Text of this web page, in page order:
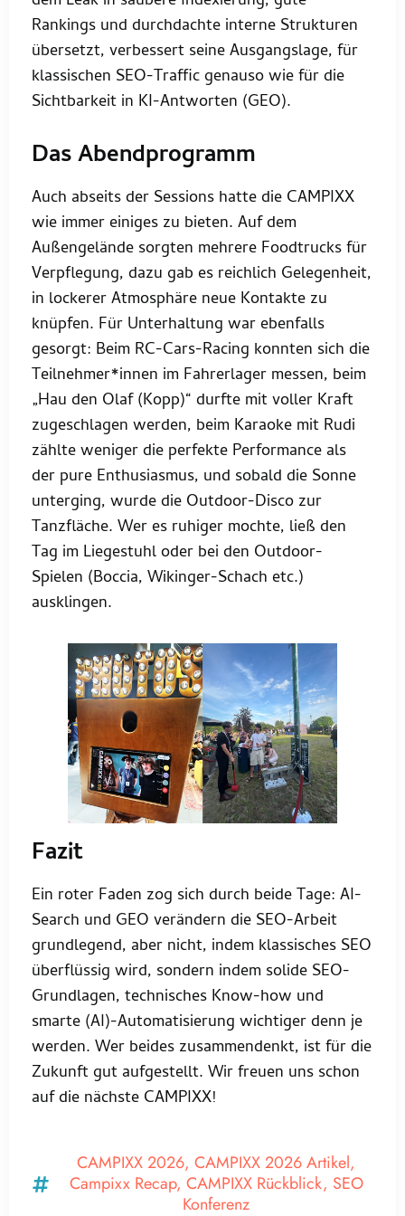
Rankings und durchdachte interne Strukturen
übersetzt, verbessert seine Ausgangslage, für
klassischen SEO-Traffic genauso wie für die
Sichtbarkeit in KI-Antworten (GEO).
Das Abendprogramm
Auch abseits der Sessions hatte die CAMPIXX
wie immer einiges zu bieten. Auf dem
Außengelände sorgten mehrere Foodtrucks für
Verpflegung, dazu gab es reichlich Gelegenheit,
in lockerer Atmosphäre neue Kontakte zu
knüpfen. Für Unterhaltung war ebenfalls
gesorgt: Beim RC-Cars-Racing konnten sich die
Teilnehmer*innen im Fahrerlager messen, beim
„Hau den Olaf (Kopp)“ durfte mit voller Kraft
zugeschlagen werden, beim Karaoke mit Rudi
zählte weniger die perfekte Performance als
der pure Enthusiasmus, und sobald die Sonne
unterging, wurde die Outdoor-Disco zur
Tanzfläche. Wer es ruhiger mochte, ließ den
Tag im Liegestuhl oder bei den Outdoor-
Spielen (Boccia, Wikinger-Schach etc.)
ausklingen.
Fazit
Ein roter Faden zog sich durch beide Tage: AI-
Search und GEO verändern die SEO-Arbeit
grundlegend, aber nicht, indem klassisches SEO
überflüssig wird, sondern indem solide SEO-
Grundlagen, technisches Know-how und
smarte (AI)-Automatisierung wichtiger denn je
werden. Wer beides zusammendenkt, ist für die
Zukunft gut aufgestellt. Wir freuen uns schon
auf die nächste CAMPIXX!
CAMPIXX 2026, CAMPIXX 2026 Artikel,
Campixx Recap, CAMPIXX Rückblick, SEO
Konferenz